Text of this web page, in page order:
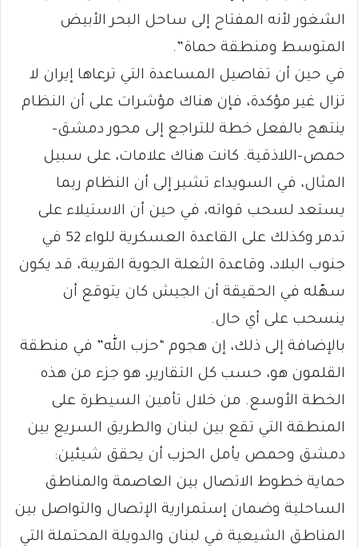
الشغور لأنه المفتاح إلى ساحل البحر الأبيض
المتوسط ومنطقة حماة”.
في حين أن تفاصيل المساعدة التي ترعاها إيران لا
تزال غير مؤكدة، فإن هناك مؤشرات على أن النظام
ينتهج بالفعل خطة للتراجع إلى محور دمشق-
حمص-اللاذقية. كانت هناك علامات، على سبيل
المثال، في السويداء تشير إلى أن النظام ربما
يستعد لسحب قواته، في حين أن الاستيلاء على
تدمر وكذلك على القاعدة العسكرية للواء 52 في
جنوب البلاد، وقاعدة الثعلة الجوية القريبة، قد يكون
سهّله في الحقيقة أن الجيش كان يتوقع أن
ينسحب على أي حال.
بالإضافة إلى ذلك، إن هجوم “حزب الله” في منطقة
القلمون هو، حسب كل التقارير، هو جزء من هذه
الخطة الأوسع. من خلال تأمين السيطرة على
المنطقة التي تقع بين لبنان والطريق السريع بين
دمشق وحمص يأمل الحزب أن يحقق شيئين:
حماية خطوط الاتصال بين العاصمة والمناطق
الساحلية وضمان إستمرارية الإتصال والتواصل بين
المناطق الشيعية في لبنان والدويلة المحتملة التي